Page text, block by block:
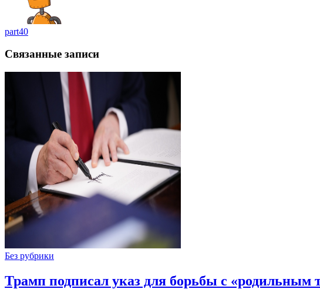
part40
Связанные записи
Без рубрики
Трамп подписал указ для борьбы с «родильным